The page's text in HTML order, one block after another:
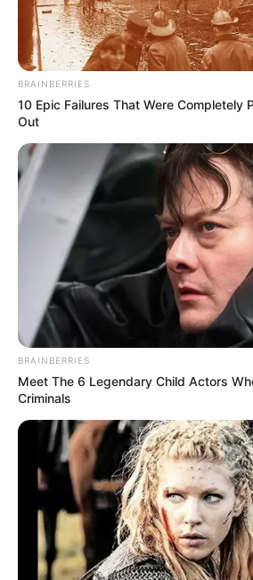
BRAINBERRIES
10 Epic Failures That Were Completely
Out
BRAINBERRIES
Meet The 6 Legendary Child Actors
Criminals